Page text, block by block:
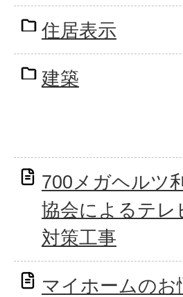
住居表示
建築
700メガヘルツ
協会によるテレ
対策工事
マイホームのお